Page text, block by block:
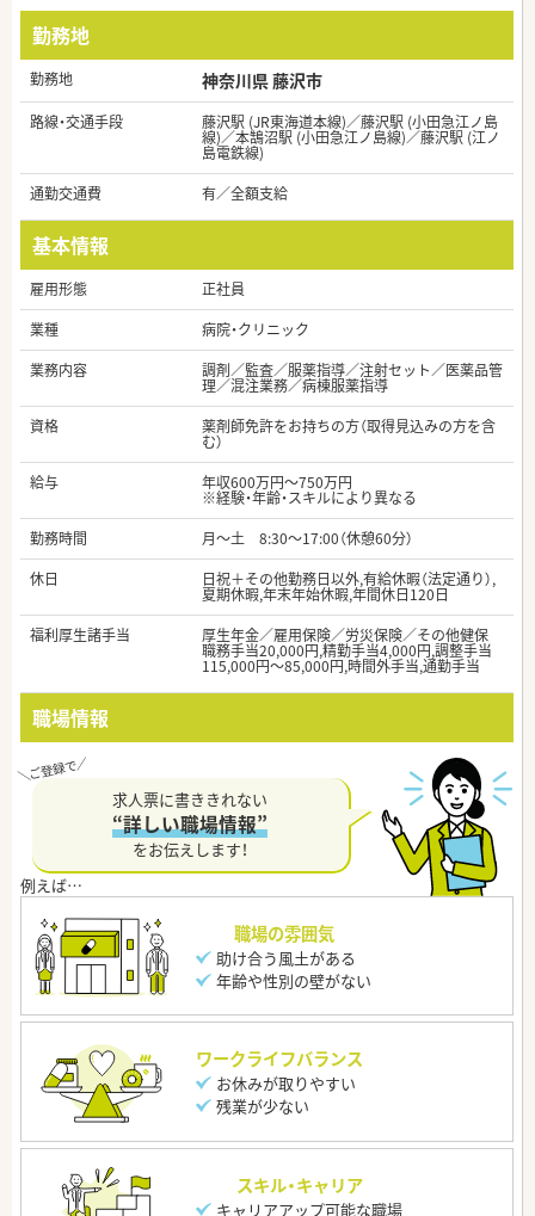
勤務地
勤務地 神奈川県 藤沢市
路線・交通手段 藤沢駅 (JR東海道本線)／藤沢駅 (小田急江ノ島
線)／本鵠沼駅 (小田急江ノ島線)／藤沢駅 (江ノ
島電鉄線)
通勤交通費
有／全額支給
基本情報
雇用形態
正社員
業種
病院・クリニック
業務内容
調剤／監査／服薬指導／注射セット／医薬品管
理／混注業務／病棟服薬指導
資格
薬剤師免許をお持ちの方（取得見込みの方を含
む）
給与
年収600万円～750万円
※経験・年齢・スキルにより異なる
勤務時間
月～土 8:30～17:00（休憩60分）
休日
日祝＋その他勤務日以外,有給休暇（法定通り）,
夏期休暇,年末年始休暇,年間休日120日
福利厚生諸手当
厚生年金／雇用保険／労災保険／その他健保
職務手当20,000円,精勤手当4,000円,調整手当
115,000円～85,000円,時間外手当,通勤手当
職場情報
求人票に書ききれない
“詳しい職場情報”
をお伝えします！
職場の雰囲気
助け合う風土がある
年齢や性別の壁がない
ワークライフバランス
お休みが取りやすい
残業が少ない
スキル・キャリア
キャリアアップ可能な職場